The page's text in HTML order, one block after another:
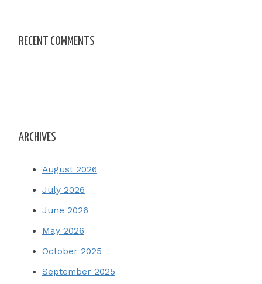
RECENT COMMENTS
ARCHIVES
August 2026
July 2026
June 2026
May 2026
October 2025
September 2025